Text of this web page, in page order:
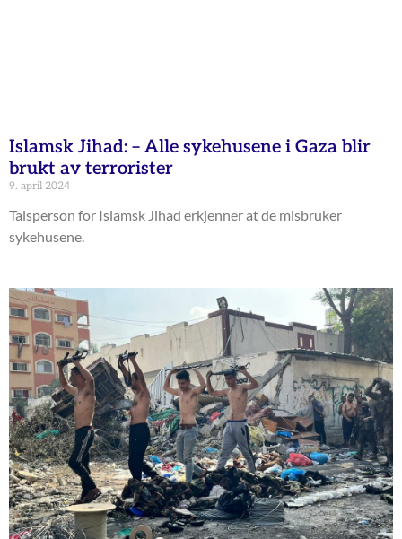
Islamsk Jihad: – Alle sykehusene i Gaza blir
brukt av terrorister
9. april 2024
Talsperson for Islamsk Jihad erkjenner at de misbruker
sykehusene.